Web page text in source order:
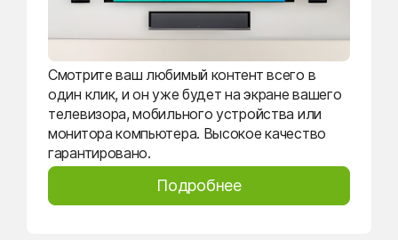
Смотрите ваш любимый контент всего в
один клик, и он уже будет на экране вашего
телевизора, мобильного устройства или
монитора компьютера. Высокое качество
гарантировано.
Подробнее